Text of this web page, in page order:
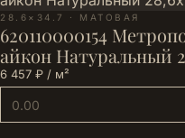
28.6×34.7 · МАТОВАЯ
620110000154
айкон Натуральный
6 457 ₽ / м²